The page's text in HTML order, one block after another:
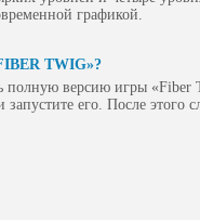
графикой.
TWIG»?
полную версию игры «Fiber
его. После этого